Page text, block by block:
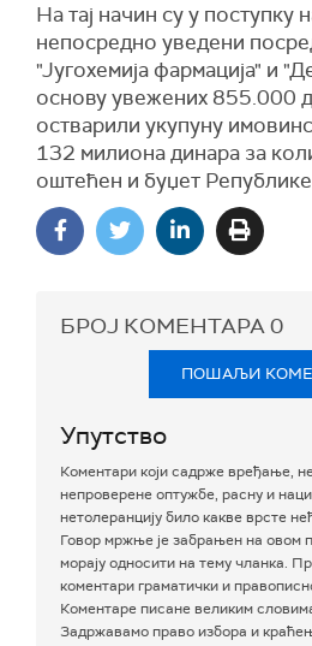
На тај начин су у поступку
непосредно уведени
"Југохемија фармација" и
основу увежених 855.000
остварили укупуну
132 милиона динара за
оштећен и буџет
БРОЈ КОМЕНТАРА0
ПОШАЉИ
Упутство
Коментари који садрже вређање,
непроверене оптужбе, расну и
нетолеранцију било какве врсте
Говор мржње је забрањен на овом
морају односити на тему чланка.
коментари граматички и
Коментаре писане великим
Задржавамо право избора и